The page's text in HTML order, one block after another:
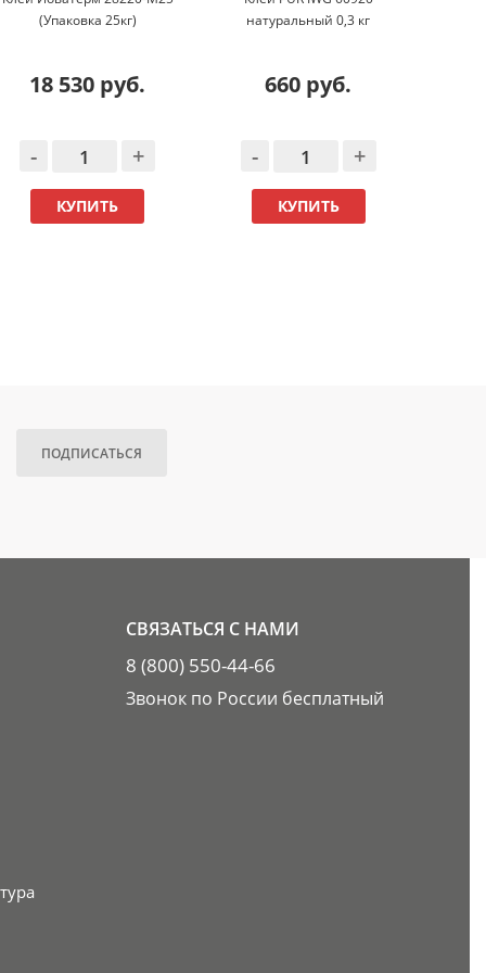
(Упаковка 25кг)
18 530 руб.
- +
КУПИТЬ
натуральный 0,3 кг
660 руб.
- +
КУПИТЬ
ПОДПИСАТЬСЯ
СВЯЗАТЬСЯ С НАМИ
8 (800) 550-44-66
Звонок по России бесплатный